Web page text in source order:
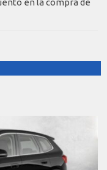
en la compra de